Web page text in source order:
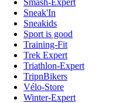
Smash-Expert
Sneak'In
Sneakids
Sport is good
Training-Fit
Trek Expert
Triathlon-Expert
TripnBikers
Vélo-Store
Winter-Expert